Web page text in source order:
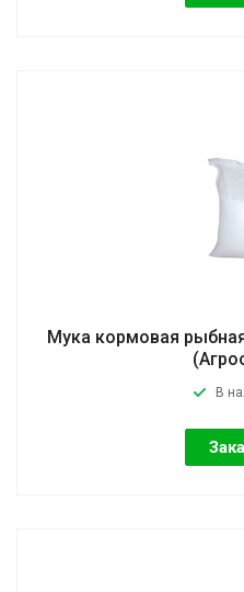
Мука кормовая
В